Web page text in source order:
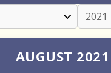
AUGUST 2021